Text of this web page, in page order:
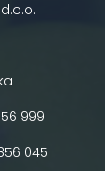
d.o.o.
999
045